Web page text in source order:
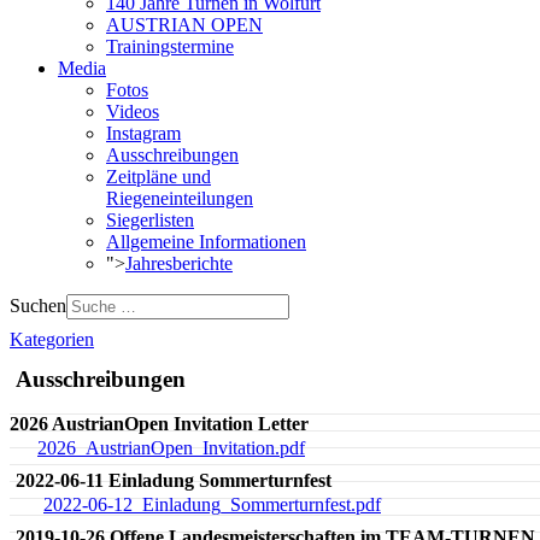
AUSTRIAN OPEN
Trainingstermine
Media
Fotos
Videos
Instagram
Ausschreibungen
Zeitpläne und
Riegeneinteilungen
Siegerlisten
Allgemeine Informationen
">Jahresberichte
Suchen
Kategorien
Ausschreibungen
2026 AustrianOpen Invitation Letter
2026_AustrianOpen_Invitation.pdf
2022-06-11 Einladung Sommerturnfest
2022-06-12_Einladung_Sommerturnfest.pdf